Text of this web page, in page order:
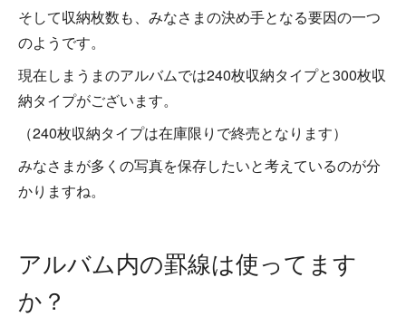
そして収納枚数も、みなさまの決め手となる要因の一つ
のようです。
現在しまうまのアルバムでは240枚収納タイプと300枚収
納タイプがございます。
（240枚収納タイプは在庫限りで終売となります）
みなさまが多くの写真を保存したいと考えているのが分
かりますね。
アルバム内の罫線は使ってます
か？